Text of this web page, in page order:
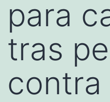
para
tras
contra